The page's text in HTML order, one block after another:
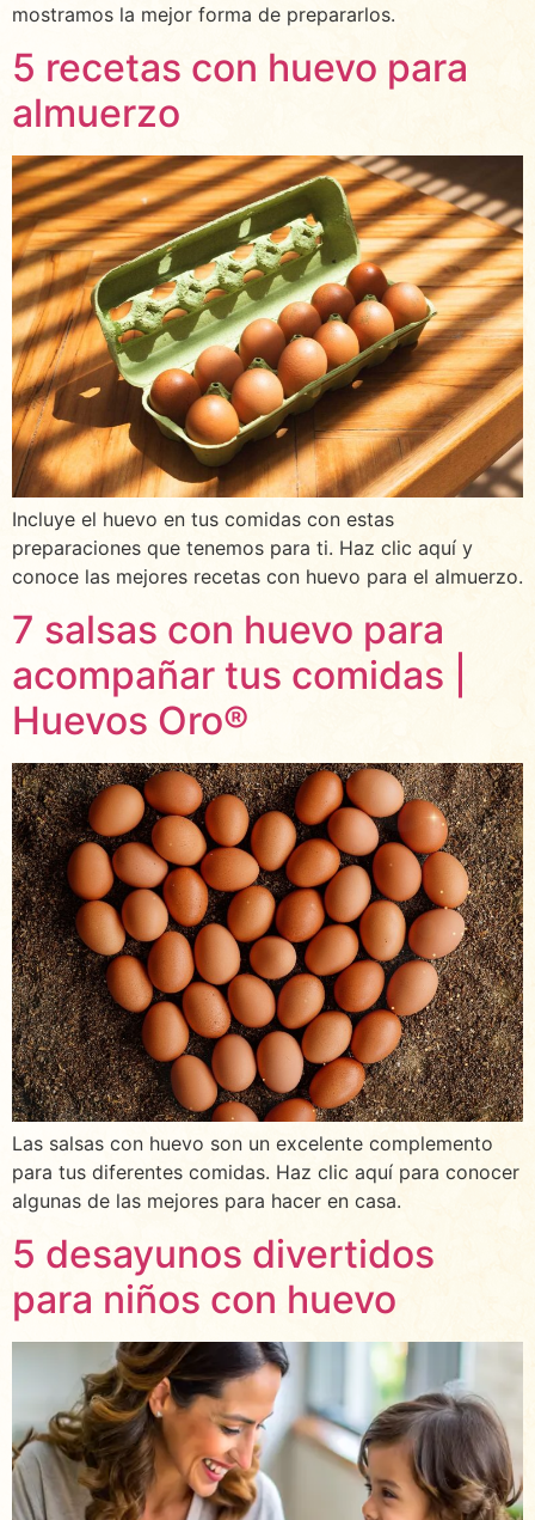
mostramos la mejor forma de prepararlos.
5 recetas con huevo para
almuerzo
Incluye el huevo en tus comidas con estas
preparaciones que tenemos para ti. Haz clic aquí y
conoce las mejores recetas con huevo para el almuerzo.
7 salsas con huevo para
acompañar tus comidas |
Huevos Oro®
Las salsas con huevo son un excelente complemento
para tus diferentes comidas. Haz clic aquí para conocer
algunas de las mejores para hacer en casa.
5 desayunos divertidos
para niños con huevo